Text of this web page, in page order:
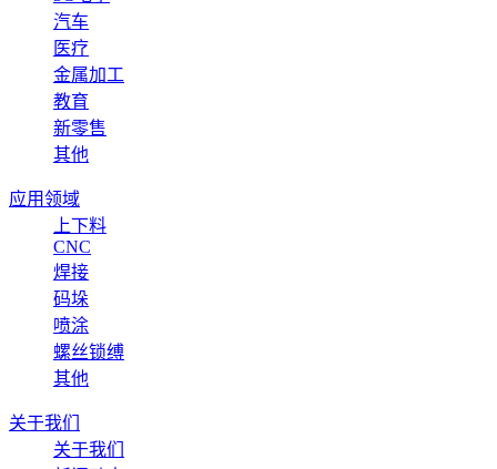
汽车
医疗
金属加工
教育
新零售
其他
应用领域
上下料
CNC
焊接
码垛
喷涂
螺丝锁缚
其他
关于我们
关于我们